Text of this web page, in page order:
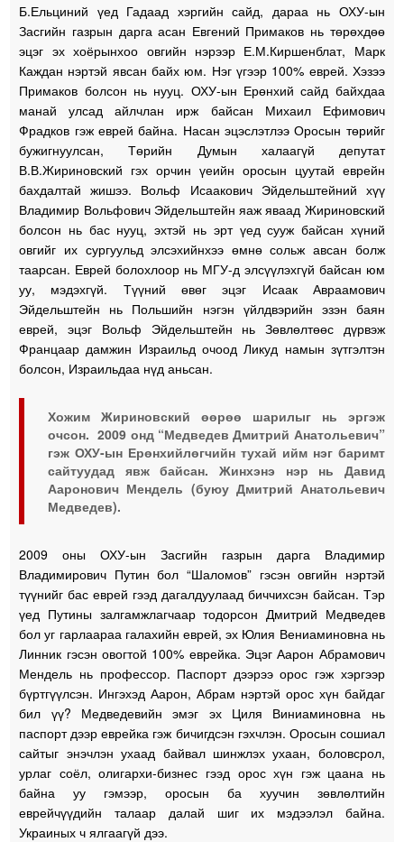
Б.Ельциний үед Гадаад хэргийн сайд, дараа нь ОХУ-ын
Засгийн газрын дарга асан Евгений Примаков нь төрөхдөө
эцэг эх хоёрынхоо овгийн нэрээр Е.М.Киршенблат, Марк
Каждан нэртэй явсан байх юм. Нэг үгээр 100% еврей. Хэзээ
Примаков болсон нь нууц. ОХУ-ын Ерөнхий сайд байхдаа
манай улсад айлчлан ирж байсан Михаил Ефимович
Фрадков гэж еврей байна. Насан эцэслэтлээ Оросын төрийг
бужигнуулсан, Төрийн Думын халаагүй депутат
В.В.Жириновский гэх орчин үеийн оросын цуутай еврейн
бахдалтай жишээ. Вольф Исаакович Эйдельштейний хүү
Владимир Вольфович Эйдельштейн яаж яваад Жириновский
болсон нь бас нууц, эхтэй нь эрт үед сууж байсан хүний
овгийг их сургуульд элсэхийнхээ өмнө сольж авсан болж
таарсан. Еврей болохлоор нь МГУ-д элсүүлэхгүй байсан юм
уу, мэдэхгүй. Түүний өвөг эцэг Исаак Авраамович
Эйдельштейн нь Польшийн нэгэн үйлдвэрийн эзэн баян
еврей, эцэг Вольф Эйдельштейн нь Зөвлөлтөөс дүрвэж
Францаар дамжин Израильд очоод Ликуд намын зүтгэлтэн
болсон, Израильдаа нүд аньсан.
Хожим Жириновский өөрөө шарилыг нь эргэж
очсон. 2009 онд “Медведев Дмитрий Анатольевич”
гэж ОХУ-ын Ерөнхийлөгчийн тухай ийм нэг баримт
сайтуудад явж байсан. Жинхэнэ нэр нь Давид
Ааронович Мендель (буюу Дмитрий Анатольевич
Медведев).
2009 оны ОХУ-ын Засгийн газрын дарга Владимир
Владимирович Путин бол “Шаломов” гэсэн овгийн нэртэй
түүнийг бас еврей гээд дагалдуулаад биччихсэн байсан. Тэр
үед Путины залгамжлагчаар тодорсон Дмитрий Медведев
бол уг гарлаараа галахийн еврей, эх Юлия Вениаминовна нь
Линник гэсэн овогтой 100% еврейка. Эцэг Аарон Абрамович
Мендель нь профессор. Паспорт дээрээ орос гэж хэргээр
бүртгүүлсэн. Ингэхэд Аарон, Абрам нэртэй орос хүн байдаг
бил үү? Медведевийн эмэг эх Циля Виниаминовна нь
паспорт дээр еврейка гэж бичигдсэн гэхчлэн. Оросын сошиал
сайтыг энэчлэн ухаад байвал шинжлэх ухаан, боловсрол,
урлаг соёл, олигархи-бизнес гээд орос хүн гэж цаана нь
байна уу гэмээр, оросын ба хуучин зөвлөлтийн
еврейчүүдийн талаар далай шиг их мэдээлэл байна.
Украиных ч ялгаагүй дээ.